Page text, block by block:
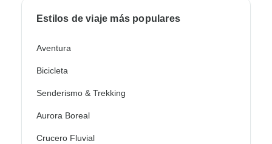
Estilos de viaje más populares
Aventura
Bicicleta
Senderismo & Trekking
Aurora Boreal
Crucero Fluvial